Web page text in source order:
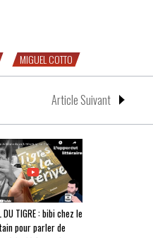
MIGUEL COTTO
Article Suivant
DU TIGRE : bibi chez le
pour parler de